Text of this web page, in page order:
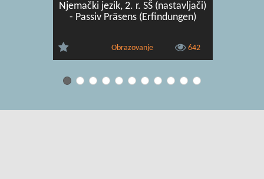
Njemački jezik, 2. r. SŠ (nastavljači)
- Passiv Präsens (Erfindungen)
Obrazovanje 642